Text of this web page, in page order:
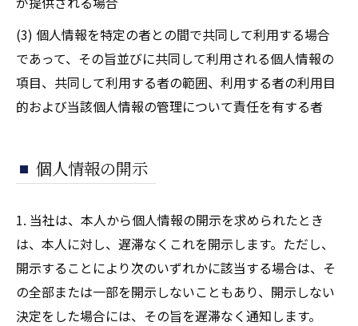
(3) 個人情報を特定の者との間で共同して利用する場合
であって、その旨並びに共同して利用される個人情報の
項目、共同して利用する者の範囲、利用する者の利用目
的および当該個人情報の管理について責任を有する者
個人情報の開示
1. 当社は、本人から個人情報の開示を求められたとき
は、本人に対し、遅滞なくこれを開示します。ただし、
開示することにより次のいずれかに該当する場合は、そ
の全部または一部を開示しないこともあり、開示しない
決定をした場合には、その旨を遅滞なく通知します。